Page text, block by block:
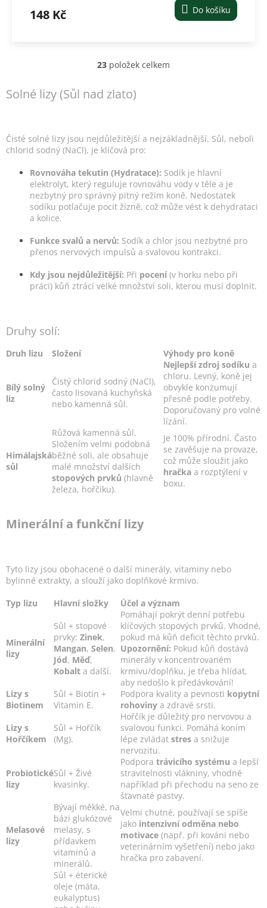
148 Kč Do košíku
O
l
á
c
í
r
v
k
y
p
i
u
23 položek celkem
Solné lizy (Sůl nad zlato)
Čisté solné lizy jsou nejdůležitější a nejzákladnější. Sůl, neboli
chlorid sodný (NaCl), je klíčová pro:
Rovnováha tekutin (Hydratace): Sodík je hlavní
elektrolyt, který reguluje rovnováhu vody v těle a je
nezbytný pro správný pitný režim koně. Nedostatek
sodíku potlačuje pocit žízně, což může vést k dehydrataci
a kolice.
Funkce svalů a nervů: Sodík a chlor jsou nezbytné pro
přenos nervových impulsů a svalovou kontrakci.
Kdy jsou nejdůležitější: Při pocení(v horku nebo při
práci) kůň ztrácí velké množství soli, kterou musí doplnit.
Druhy solí:
Druh lizu Složení Výhody pro koně
Bílý solný
liz
Čistý chlorid sodný (NaCl),
často lisovaná kuchyňská
nebo kamenná sůl.
Nejlepší zdroj sodíku a
chloru. Levný, koně jej
obvykle konzumují
přesně podle potřeby.
Doporučovaný pro volné
lízání.
Himálajská
sůl
Růžová kamenná sůl.
Složením velmi podobná
běžné soli, ale obsahuje
malé množství dalších
stopových prvků (hlavně
železa, hořčíku).
Je 100% přírodní. Často
se zavěšuje na provaze,
což může sloužit jako
hračka a rozptýlení v
boxu.
Minerální a funkční lizy
Tyto lizy jsou obohacené o další minerály, vitaminy nebo
bylinné extrakty, a slouží jako doplňkové krmivo.
Typ lizu
Hlavní složky Účel a význam
Minerální
lizy
Sůl + stopové
prvky: Zinek,
Mangan, Selen,
Jód, Měď,
Kobalt a další.
Pomáhají pokrýt denní potřebu
klíčových stopových prvků. Vhodné,
pokud má kůň deficit těchto prvků.
Upozornění: Pokud kůň dostává
minerály v koncentrovaném
krmivu/doplňku, je třeba hlídat,
aby nedošlo k předávkování!
Lizy s
Biotinem
Sůl + Biotin +
Vitamin E.
Podpora kvality a pevnosti kopytní
rohoviny a zdravé srsti.
Lizy s
Hořčíkem
Sůl + Hořčík
(Mg).
Hořčík je důležitý pro nervovou a
svalovou funkci. Pomáhá koním
lépe zvládat stres a snižuje
nervozitu.
Probiotické
lizy
Sůl + Živé
kvasinky.
Podpora trávicího systému a lepší
stravitelnosti vlákniny, vhodné
například při přechodu na seno ze
šťavnaté pastvy.
Melasové
lizy
Bývají měkké, na
bázi glukózové
melasy, s
přídavkem
vitaminů a
minerálů.
Velmi chutné, používají se spíše
jako intenzivní odměna nebo
motivace (např. při kování nebo
veterinárním vyšetření) nebo jako
hračka pro zabavení.
Sůl + éterické
oleje (máta,
eukalyptus)